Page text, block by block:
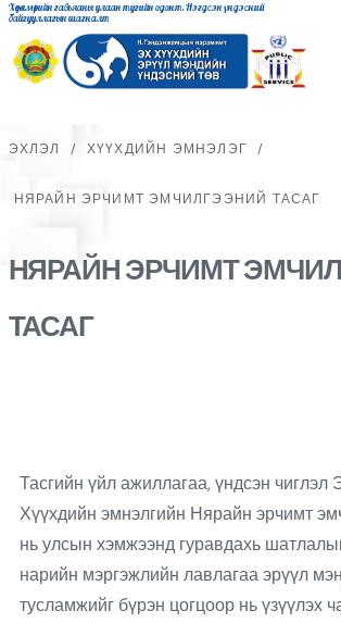
Хөдөлмөрийн гавьяаны улаан тугийн одонт, Нэгдсэн үндэсний
байгууллагын шагналт
ЭХЛЭЛ / ХҮҮХДИЙН ЭМНЭЛЭГ /
НЯРАЙН ЭРЧИМТ ЭМЧИЛГЭЭНИЙ ТАСАГ
НЯРАЙН ЭРЧИМТ
ТАСАГ
Тасгийн үйл ажиллагаа, үндсэн
Хүүхдийн эмнэлгийн Нярайн эрчимт
нь улсын хэмжээнд гуравдахь
нарийн мэргэжлийн лавлагаа эрүүл
тусламжийг бүрэн цогцоор нь үзүүлэх